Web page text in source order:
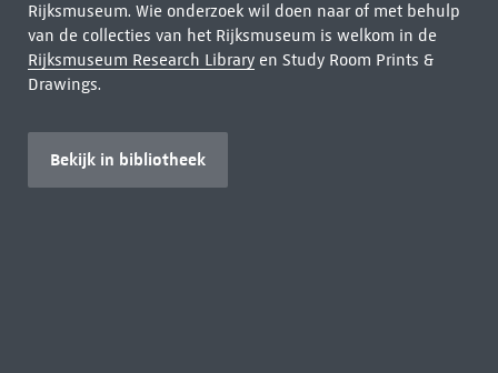
Rijksmuseum. Wie onderzoek wil doen naar of met behulp
van de collecties van het Rijksmuseum is welkom in de
Rijksmuseum Research Libraryen Study Room Prints &
Drawings.
Bekijk in bibliotheek